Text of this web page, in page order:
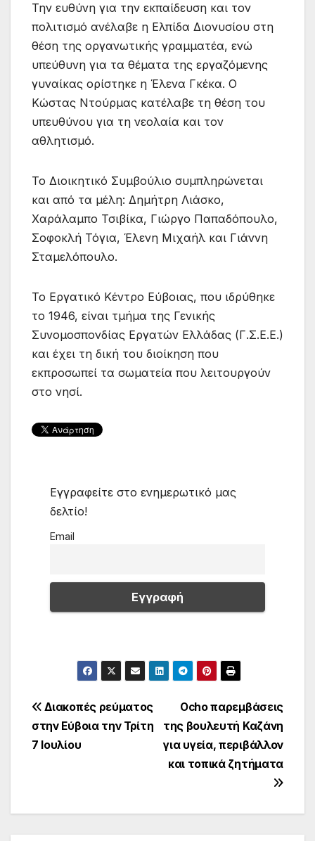
Την ευθύνη για την εκπαίδευση και τον
πολιτισμό ανέλαβε η Ελπίδα Διονυσίου στη
θέση της οργανωτικής γραμματέα, ενώ
υπεύθυνη για τα θέματα της εργαζόμενης
γυναίκας ορίστηκε η Έλενα Γκέκα. Ο
Κώστας Ντούρμας κατέλαβε τη θέση του
υπευθύνου για τη νεολαία και τον
αθλητισμό.
Το Διοικητικό Συμβούλιο συμπληρώνεται
και από τα μέλη: Δημήτρη Λιάσκο,
Χαράλαμπο Τσιβίκα, Γιώργο Παπαδόπουλο,
Σοφοκλή Τόγια, Έλενη Μιχαήλ και Γιάννη
Σταμελόπουλο.
Το Εργατικό Κέντρο Εύβοιας, που ιδρύθηκε
το 1946, είναι τμήμα της Γενικής
Συνομοσπονδίας Εργατών Ελλάδας (Γ.Σ.Ε.Ε.)
και έχει τη δική του διοίκηση που
εκπροσωπεί τα σωματεία που λειτουργούν
στο νησί.
Εγγραφείτε στο ενημερωτικό μας
δελτίο!
Email
Πλοήγηση
άρθρων
Οcho παρεμβάσεις
της βουλευτή Καζάνη
για υγεία, περιβάλλον
και τοπικά ζητήματα
Διακοπές ρεύματος
στην Εύβοια την Τρίτη
7 Ιουλίου